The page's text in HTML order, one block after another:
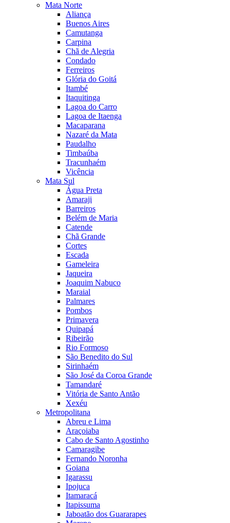
Mata Norte
Aliança
Buenos Aires
Camutanga
Carpina
Chã de Alegria
Condado
Ferreiros
Glória do Goitá
Itambé
Itaquitinga
Lagoa do Carro
Lagoa de Itaenga
Macaparana
Nazaré da Mata
Paudalho
Timbaúba
Tracunhaém
Vicência
Mata Sul
Água Preta
Amaraji
Barreiros
Belém de Maria
Catende
Chã Grande
Cortes
Escada
Gameleira
Jaqueira
Joaquim Nabuco
Maraial
Palmares
Pombos
Primavera
Quipapá
Ribeirão
Rio Formoso
São Benedito do Sul
Sirinhaém
São José da Coroa Grande
Tamandaré
Vitória de Santo Antão
Xexéu
Metropolitana
Abreu e Lima
Araçoiaba
Cabo de Santo Agostinho
Camaragibe
Fernando Noronha
Goiana
Igarassu
Ipojuca
Itamaracá
Itapissuma
Jaboatão dos Guararapes